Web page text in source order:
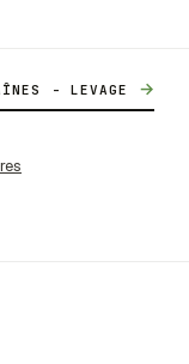
- LEVAGE →